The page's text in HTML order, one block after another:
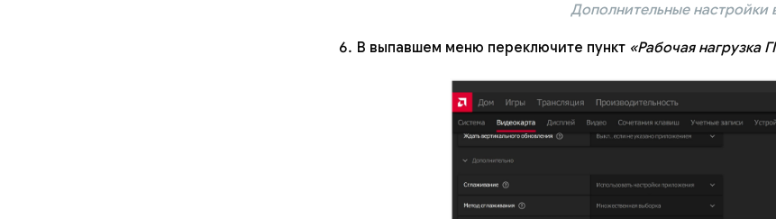
Дополнительные настройки
В выпавшем меню переключите пункт «Рабочая нагрузка